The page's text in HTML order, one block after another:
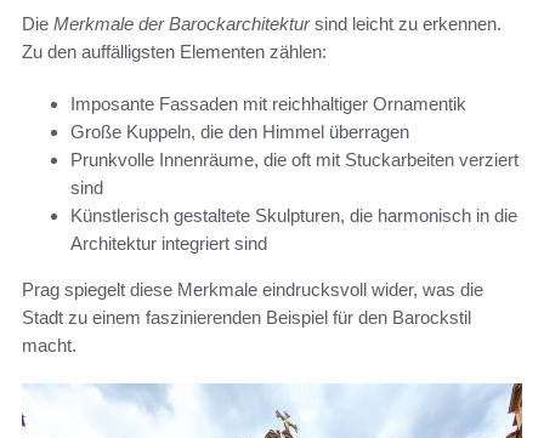
Die Merkmale der Barockarchitektursind leicht zu erkennen.
Zu den auffälligsten Elementen zählen:
Imposante Fassaden mit reichhaltiger Ornamentik
Große Kuppeln, die den Himmel überragen
Prunkvolle Innenräume, die oft mit Stuckarbeiten verziert
sind
Künstlerisch gestaltete Skulpturen, die harmonisch in die
Architektur integriert sind
Prag spiegelt diese Merkmale eindrucksvoll wider, was die
Stadt zu einem faszinierenden Beispiel für den Barockstil
macht.